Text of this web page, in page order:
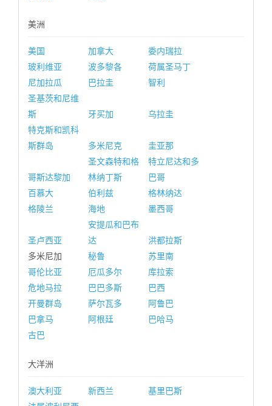
美洲
美国 加拿大
委内瑞拉
玻利维亚
波多黎各
荷属圣马丁
尼加拉瓜
巴拉圭
智利
圣基茨和尼维
斯
牙买加
乌拉圭
特克斯和凯科
斯群岛
多米尼克 圭亚那
哥斯达黎加
圣文森特和格
林纳丁斯
特立尼达和多
巴哥
百慕大
伯利兹
格林纳达
格陵兰
海地 墨西哥
圣卢西亚
安提瓜和巴布
达
洪都拉斯
多米尼加
秘鲁
苏里南
哥伦比亚
厄瓜多尔
库拉索
危地马拉
巴巴多斯
巴西
开曼群岛
萨尔瓦多
阿鲁巴
巴拿马
阿根廷
巴哈马
古巴
大洋洲
澳大利亚 新西兰
基里巴斯